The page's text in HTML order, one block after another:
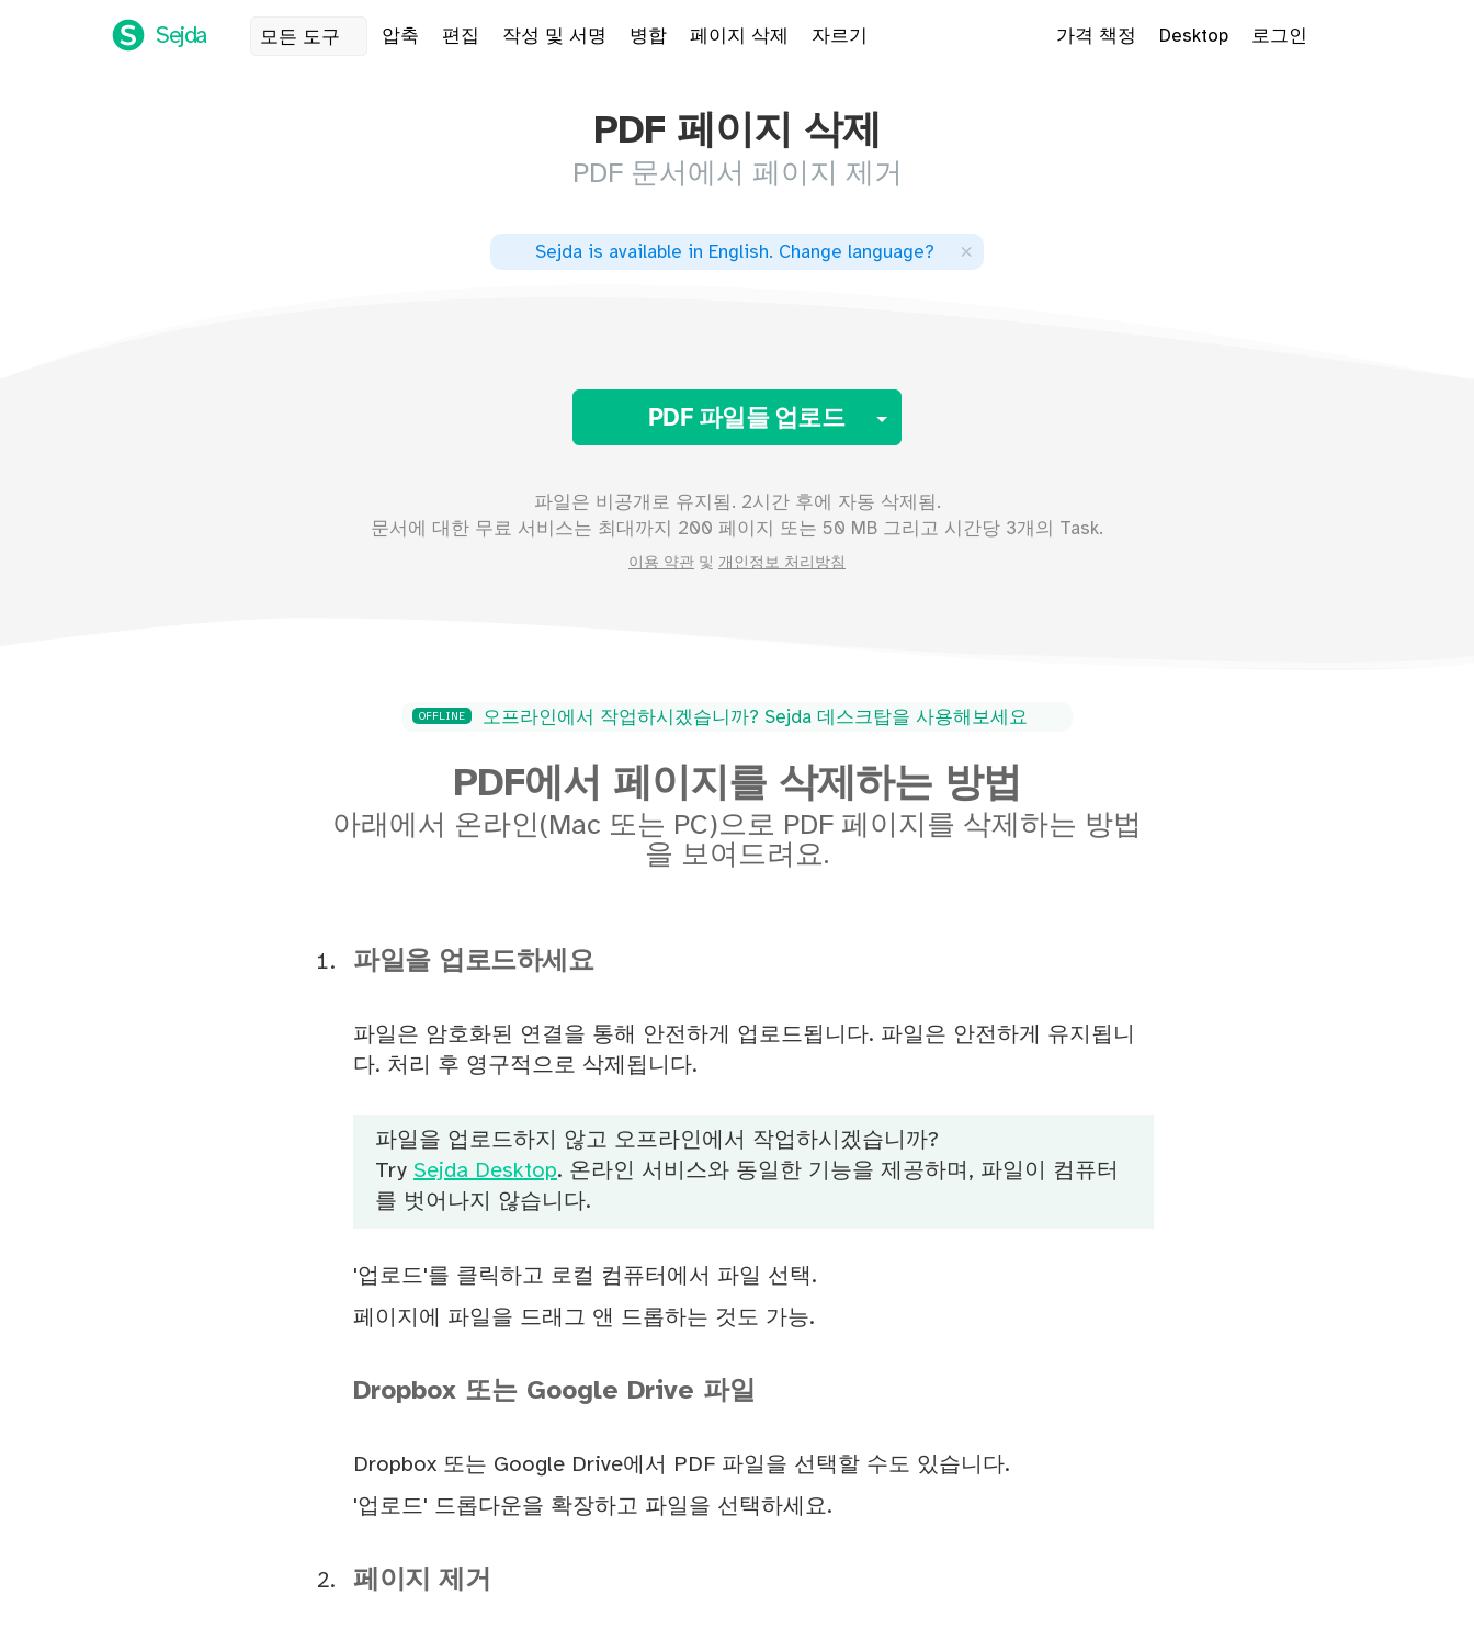
Sejda 모든 도구 압축 편집 작성 및 서명 병합 페이지 삭제 자르기 가격 책정 Desktop 로그인
PDF 페이지 삭제
PDF 문서에서 페이지 제거
Sejda is available in English. Change language? ×
PDF 파일들 업로드 Toggle Dropdown
파일은 비공개로 유지됨. 2시간 후에 자동 삭제됨.
문서에 대한 무료 서비스는 최대까지 200 페이지 또는 50 MB 그리고 시간당 3개의 Task.
이용 약관 및 개인정보 처리방침
OFFLINE 오프라인에서 작업하시겠습니까? Sejda 데스크탑을 사용해보세요
PDF에서 페이지를 삭제하는 방법
아래에서 온라인(Mac 또는 PC)으로 PDF 페이지를 삭제하는 방법
을 보여드려요.
파일을 업로드하세요
파일은 암호화된 연결을 통해 안전하게 업로드됩니다. 파일은 안전하게 유지됩니
다. 처리 후 영구적으로 삭제됩니다.
파일을 업로드하지 않고 오프라인에서 작업하시겠습니까?
Try Sejda Desktop. 온라인 서비스와 동일한 기능을 제공하며, 파일이 컴퓨터
를 벗어나지 않습니다.
'업로드'를 클릭하고 로컬 컴퓨터에서 파일 선택.
페이지에 파일을 드래그 앤 드롭하는 것도 가능.
Dropbox 또는 Google Drive 파일
Dropbox 또는 Google Drive에서 PDF 파일을 선택할 수도 있습니다.
'업로드' 드롭다운을 확장하고 파일을 선택하세요.
페이지 제거